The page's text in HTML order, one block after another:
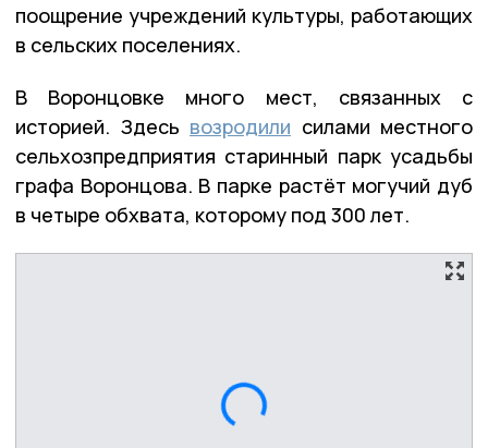
поощрение учреждений культуры, работающих
в сельских поселениях.
В Воронцовке много мест, связанных с
историей. Здесь возродили силами местного
сельхозпредприятия старинный парк усадьбы
графа Воронцова. В парке растёт могучий дуб
в четыре обхвата, которому под 300 лет.